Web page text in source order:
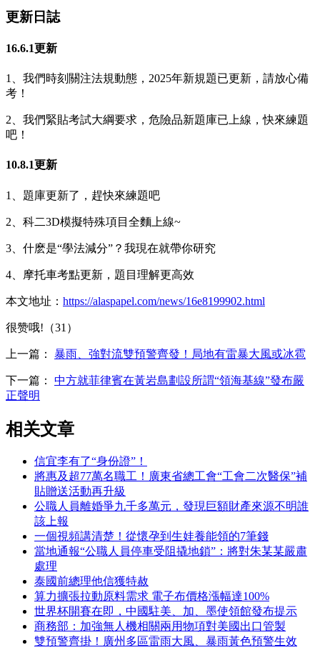
更新日誌
16.6.1更新
1、我們時刻關注法規動態，2025年新規題已更新，請放心備
考！
2、我們緊貼考試大綱要求，危險品新題庫已上線，快來練題
吧！
10.8.1更新
1、題庫更新了，趕快來練題吧
2、科二3D模擬特殊項目全麵上線~
3、什麽是“學法減分”？我現在就帶你研究
4、摩托車考點更新，題目理解更高效
本文地址： https://alaspapel.com/news/16e8199902.html
很赞哦!（31）
上一篇： 暴雨、強對流雙預警齊發！局地有雷暴大風或冰雹
下一篇： 中方就菲律賓在黃岩島劃設所謂“領海基線”發布嚴
正聲明
相关文章
信宜李有了“身份證”！
將惠及超77萬名職工！廣東省總工會“工會二次醫保”補
貼贈送活動再升級
公職人員離婚爭九千多萬元，發現巨額財產來源不明誰
該上報
一個視頻講清楚！從懷孕到生娃養能領的7筆錢
當地通報“公職人員停車受阻撬地鎖”：將對朱某某嚴肅
處理
泰國前總理他信獲特赦
算力擴張拉動原料需求 電子布價格漲幅達100%
世界杯開賽在即，中國駐美、加、墨使領館發布提示
商務部：加強無人機相關兩用物項對美國出口管製
雙預警齊掛！廣州多區雷雨大風、暴雨黃色預警生效